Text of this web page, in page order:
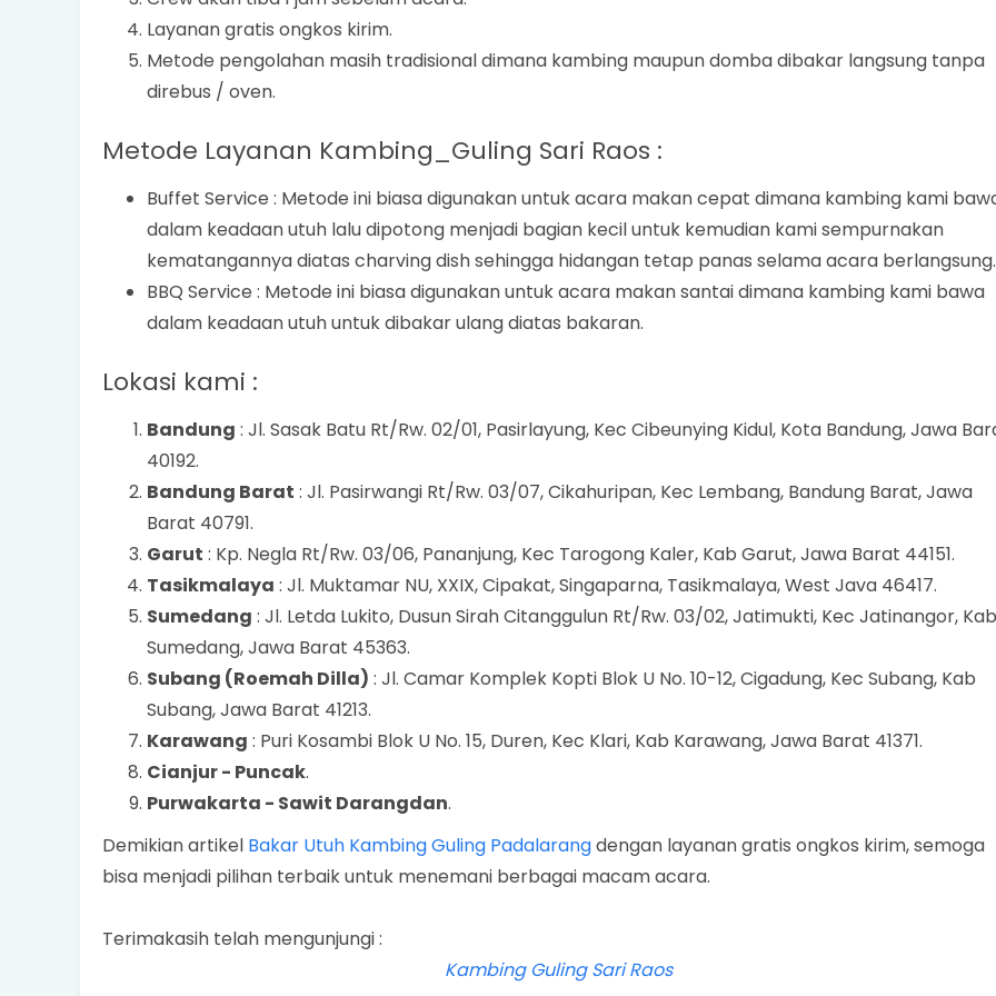
Layanan gratis ongkos kirim.
Metode pengolahan masih tradisional dimana kambing maupun domba dibakar langsung tanpa
direbus / oven.
Metode Layanan Kambing_Guling Sari Raos :
Buffet Service : Metode ini biasa digunakan untuk acara makan cepat dimana kambing kami
dalam keadaan utuh lalu dipotong menjadi bagian kecil untuk kemudian kami sempurnakan
kematangannya diatas charving dish sehingga hidangan tetap panas selama acara berlangsung.
BBQ Service : Metode ini biasa digunakan untuk acara makan santai dimana kambing kami bawa
dalam keadaan utuh untuk dibakar ulang diatas bakaran.
Lokasi kami :
Bandung : Jl. Sasak Batu Rt/Rw. 02/01, Pasirlayung, Kec Cibeunying Kidul, Kota Bandung, Jawa
40192.
Bandung Barat : Jl. Pasirwangi Rt/Rw. 03/07, Cikahuripan, Kec Lembang, Bandung Barat, Jawa
Barat 40791.
Garut : Kp. Negla Rt/Rw. 03/06, Pananjung, Kec Tarogong Kaler, Kab Garut, Jawa Barat 44151.
Tasikmalaya : Jl. Muktamar NU, XXIX, Cipakat, Singaparna, Tasikmalaya, West Java 46417.
Sumedang : Jl. Letda Lukito, Dusun Sirah Citanggulun Rt/Rw. 03/02, Jatimukti, Kec Jatinangor, Kab
Sumedang, Jawa Barat 45363.
Subang (Roemah Dilla) : Jl. Camar Komplek Kopti Blok U No. 10-12, Cigadung, Kec Subang, Kab
Subang, Jawa Barat 41213.
Karawang : Puri Kosambi Blok U No. 15, Duren, Kec Klari, Kab Karawang, Jawa Barat 41371.
Cianjur - Puncak.
Purwakarta - Sawit Darangdan.
Demikian artikel Bakar Utuh Kambing Guling Padalarangdengan layanan gratis ongkos kirim, semoga
bisa menjadi pilihan terbaik untuk menemani berbagai macam acara.
Terimakasih telah mengunjungi :
Kambing Guling Sari Raos